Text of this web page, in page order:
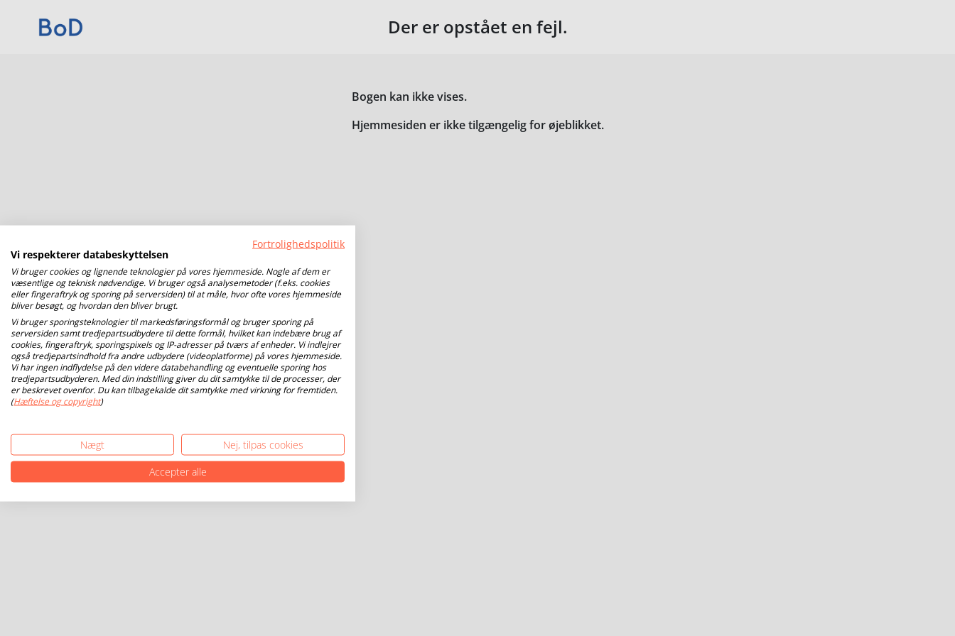
Der er opstået en fejl.
Bogen kan ikke vises.
Hjemmesiden er ikke tilgængelig for øjeblikket.
Fortrolighedspolitik
Vi respekterer databeskyttelsen
Vi bruger cookies og lignende teknologier på vores hjemmeside. Nogle af dem er
væsentlige og teknisk nødvendige. Vi bruger også analysemetoder (f.eks. cookies
eller fingeraftryk og sporing på serversiden) til at måle, hvor ofte vores hjemmeside
bliver besøgt, og hvordan den bliver brugt.
Vi bruger sporingsteknologier til markedsføringsformål og bruger sporing på
serversiden samt tredjepartsudbydere til dette formål, hvilket kan indebære brug af
cookies, fingeraftryk, sporingspixels og IP-adresser på tværs af enheder. Vi indlejrer
også tredjepartsindhold fra andre udbydere (videoplatforme) på vores hjemmeside.
Vi har ingen indflydelse på den videre databehandling og eventuelle sporing hos
tredjepartsudbyderen. Med din indstilling giver du dit samtykke til de processer, der
er beskrevet ovenfor. Du kan tilbagekalde dit samtykke med virkning for fremtiden.
(Hæftelse og copyright)
Nægt
Nej, tilpas cookies
Accepter alle